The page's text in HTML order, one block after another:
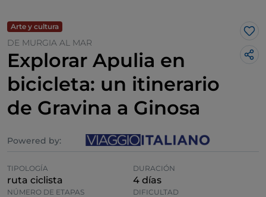
Arte y cultura
DE MURGIA AL MAR
Explorar Apulia en
bicicleta: un itinerario
de Gravina a Ginosa
Powered by:
TIPOLOGÍA
ruta ciclista
DURACIÓN
4 días
NÚMERO DE ETAPAS DIFICULTAD
Me